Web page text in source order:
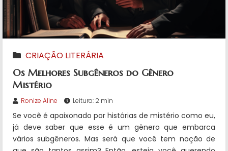
CRIAÇÃO LITERÁRIA
Os Melhores Subgêneros do Gênero
Mistério
Ronize Aline Leitura: 2 min
Se você é apaixonado por histórias de mistério como eu,
já deve saber que esse é um gênero que embarca
vários subgêneros. Mas será que você tem noção de